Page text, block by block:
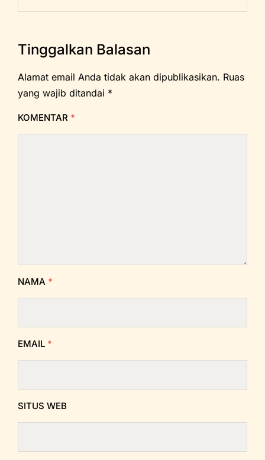
Tinggalkan Balasan
Alamat email Anda tidak akan dipublikasikan. Ruas
yang wajib ditandai *
KOMENTAR *
NAMA *
EMAIL *
SITUS WEB